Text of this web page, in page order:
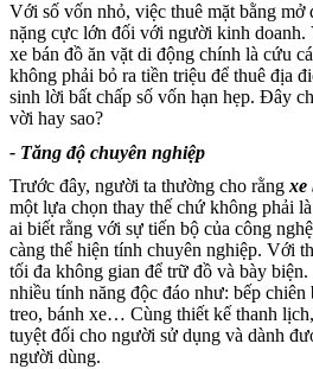
Với số vốn nhỏ, việc thuê mặt bằng mở
nặng cực lớn đối với người kinh doanh.
xe bán đồ ăn vặt di động chính là cứu
không phải bỏ ra tiền triệu để thuê địa
sinh lời bất chấp số vốn hạn hẹp. Đây
vời hay sao?
- Tăng độ chuyên nghiệp
Trước đây, người ta thường cho rằng xe
một lựa chọn thay thế chứ không phải
ai biết rằng với sự tiến bộ của công
càng thể hiện tính chuyên nghiệp. Với
tối đa không gian để trữ đồ và bày
nhiều tính năng độc đáo như: bếp chiên
treo, bánh xe… Cùng thiết kế thanh
tuyệt đối cho người sử dụng và dành
người dùng.